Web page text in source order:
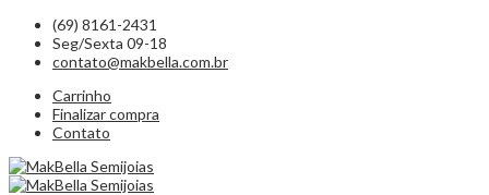
(69) 8161-2431
Seg/Sexta 09-18
contato@makbella.com.br
Carrinho
Finalizar compra
Contato